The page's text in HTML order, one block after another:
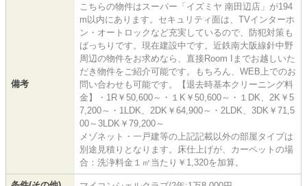
備考
こちらの物件はスーパー「イズミヤ 南田辺店」が194
m以内にあります。セキュリティ面は、TVインターホ
ン・オートロックなど充実しているので、防犯対策も
ばっちりです。現在建設中です。近鉄南大阪線針中野
周辺の物件をお求めなら、直接Room Iまでお越しいた
だき物件をご紹介可能です。もちろん、WEB上でのお
問い合わせも可能です。【退去時基本クリーニング料
金】・1R￥50,600～・１K￥50,600～・１DK、2K￥5
7,200～・1LDK、2DK￥64,900～・2LDK、3DK￥71,5
00～3LDK￥79,200～
メゾネット・一戸建等の上記記載以外の部屋タイプは
別途見積りとなります。床仕上げが、カーペットの場
合：洗浄料金１㎡当たり￥1,320を加算。